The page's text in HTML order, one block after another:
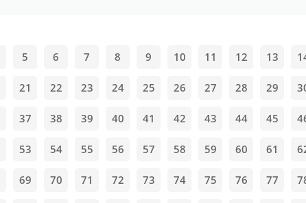
5 6 7 8 9 10 11 12 13
21 22 23 24 25 26 27 28 29
37 38 39 40 41 42 43 44 45
53 54 55 56 57 58 59 60 61
69 70 71 72 73 74 75 76 77